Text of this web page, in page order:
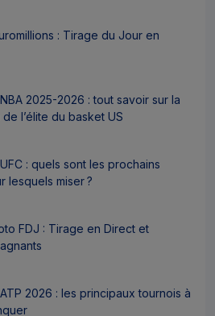
: Tirage du Jour en
2025-2026 : tout savoir sur la
l’élite du basket US
: quels sont les prochains
lesquels miser ?
FDJ : Tirage en Direct et
2026 : les principaux tournois à